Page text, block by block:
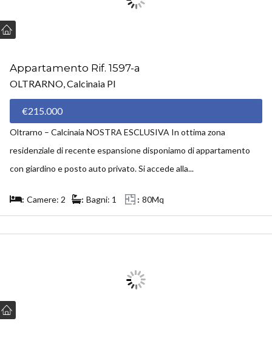
Appartamento Rif. 1597-a
OLTRARNO, Calcinaia PI
€215.000
Oltrarno – Calcinaia NOSTRA ESCLUSIVA In ottima zona
residenziale di recente espansione disponiamo di appartamento
con giardino e posto auto privato. Si accede alla...
Camere: 2 Bagni: 1 80Mq